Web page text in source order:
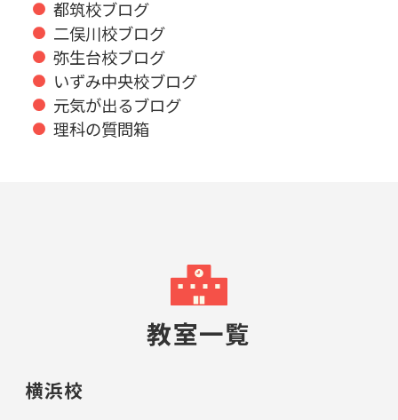
都筑校ブログ
二俣川校ブログ
弥生台校ブログ
いずみ中央校ブログ
元気が出るブログ
理科の質問箱
教室一覧
横浜校